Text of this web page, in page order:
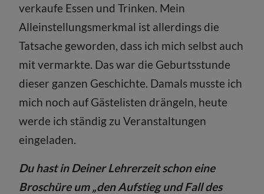
verkaufe Essen und Trinken. Mein
Alleinstellungsmerkmal ist allerdings die
Tatsache geworden, dass ich mich selbst auch
mit vermarkte. Das war die Geburtsstunde
dieser ganzen Geschichte. Damals musste ich
mich noch auf Gästelisten drängeln, heute
werde ich ständig zu Veranstaltungen
eingeladen.
Du hast in Deiner Lehrerzeit schon eine
Broschüre um „den Aufstieg und Fall des